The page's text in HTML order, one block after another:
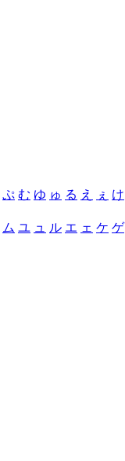
ぷ む ゆ ゅ る え ぇ け
ム ユ ュ ル エ ェ ケ ゲ